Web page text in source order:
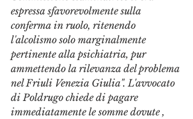
espressa sfavorevolmente sulla
conferma in ruolo, ritenendo
l'alcolismo solo marginalmente
pertinente alla psichiatria, pur
ammettendo la rilevanza del problema
nel Friuli Venezia Giulia". L'avvocato
di Poldrugo chiede di pagare
immediatamente le somme dovute ,